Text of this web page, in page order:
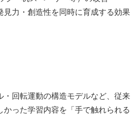
見力・創造性を同時に育成する効果
・回転運動の構造モデルなど、従来
かった学習内容を「手で触れられる